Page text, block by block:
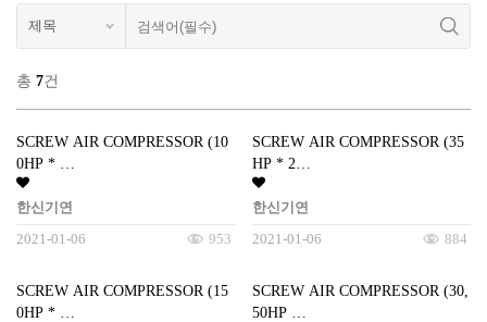
총 7건
SCREW AIR COMPRESSOR (10
0HP * …
한신기연
2021-01-06
953
SCREW AIR COMPRESSOR (35
HP * 2…
한신기연
2021-01-06
884
SCREW AIR COMPRESSOR (15
0HP * …
SCREW AIR COMPRESSOR (30,
50HP …